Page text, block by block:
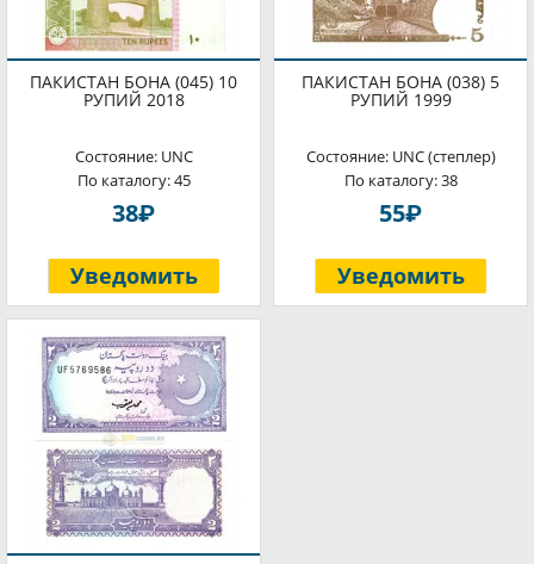
ПАКИСТАН БОНА (045) 10
РУПИЙ 2018
Состояние: UNC
По каталогу: 45
38P
Уведомить
ПАКИСТАН БОНА (038) 5
РУПИЙ 1999
Состояние: UNC (степлер)
По каталогу: 38
55P
Уведомить